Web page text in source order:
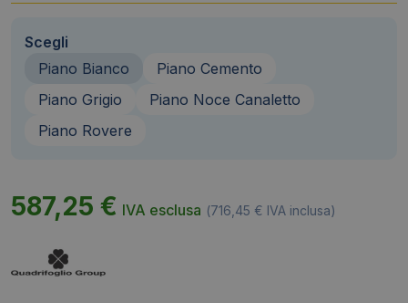
Scegli
Piano Bianco
Piano Cemento
Piano Grigio
Piano Noce Canaletto
Piano Rovere
587,25 € IVA esclusa (716,45 € IVA inclusa)